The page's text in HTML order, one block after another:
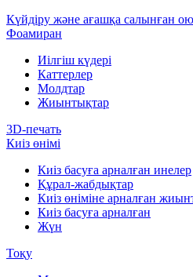
Күйдіру және ағашқа салынған ою
Фоамиран
Иілгіш күдері
Каттерлер
Молдтар
Жиынтықтар
3D-печать
Киіз өнімі
Киіз басуға арналған инелер
Құрал-жабдықтар
Киіз өніміне арналған
Киіз басуға арналған
Жүн
Тоқу